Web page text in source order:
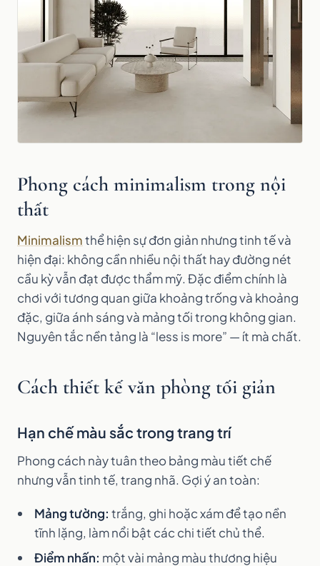
Phong cách minimalism trong nội
thất
Minimalismthể hiện sự đơn giản nhưng tinh tế và
hiện đại: không cần nhiều nội thất hay đường nét
cầu kỳ vẫn đạt được thẩm mỹ. Đặc điểm chính là
chơi với tương quan giữa khoảng trống và khoảng
đặc, giữa ánh sáng và mảng tối trong không gian.
Nguyên tắc nền tảng là “less is more” — ít mà chất.
Cách thiết kế văn phòng tối giản
Hạn chế màu sắc trong trang trí
Phong cách này tuân theo bảng màu tiết chế
nhưng vẫn tinh tế, trang nhã. Gợi ý an toàn:
Mảng tường: trắng, ghi hoặc xám để tạo nền
tĩnh lặng, làm nổi bật các chi tiết chủ thể.
Điểm nhấn: một vài mảng màu thương hiệu